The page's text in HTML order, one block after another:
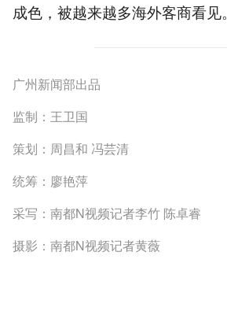
成色，被越来越多海外客商看见。
广州新闻部出品
监制：王卫国
策划：周昌和 冯芸清
统筹：廖艳萍
采写：南都N视频记者李竹 陈卓睿
摄影：南都N视频记者黄薇